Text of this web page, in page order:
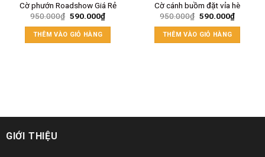
Cờ phướn Roadshow Giá Rẻ
950.000₫ 590.000₫
THÊM VÀO GIỎ HÀNG
Cờ cánh buồm đặt vỉa hè
950.000₫ 590.000₫
THÊM VÀO GIỎ HÀNG
GIỚI THIỆU